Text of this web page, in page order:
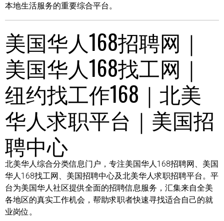
本地生活服务的重要综合平台。
美国华人168招聘网｜
美国华人168找工网｜
纽约找工作168｜北美
华人求职平台｜美国招
聘中心
北美华人综合分类信息门户，专注美国华人168招聘网、美国
华人168找工网、美国招聘中心及北美华人求职招聘平台。平
台为美国华人社区提供全面的招聘信息服务，汇集来自全美
各地区的真实工作机会，帮助求职者快速寻找适合自己的就
业岗位。